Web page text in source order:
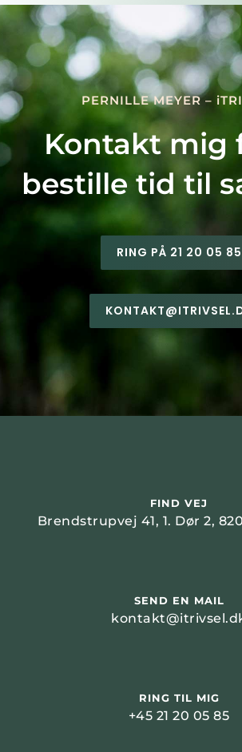
PERNILLE MEYER –
Kontakt mig
bestille tid til
RING PÅ 21 20 05 85
FIND VEJ
Brendstrupvej 41, 1. Dør 2,
SEND EN MAIL
RING TIL MIG
+45 21 20 05 85